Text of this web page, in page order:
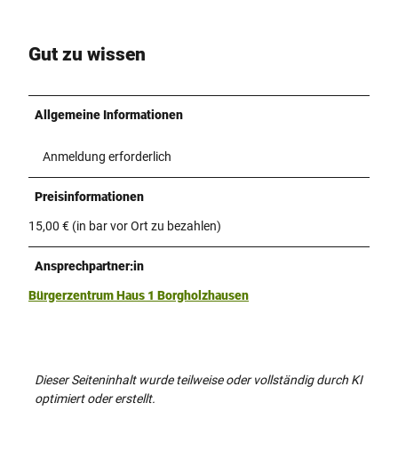
Gut zu wissen
Allgemeine Informationen
Anmeldung erforderlich
Preisinformationen
15,00 € (in bar vor Ort zu bezahlen)
Ansprechpartner:in
Bürgerzentrum Haus 1 Borgholzhausen
Dieser Seiteninhalt wurde teilweise oder vollständig durch KI
optimiert oder erstellt.